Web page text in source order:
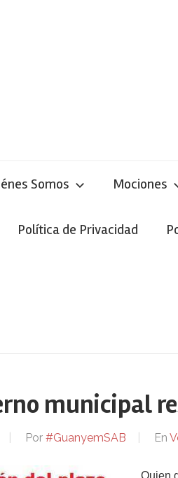
Somos Mociones
Política de Privacidad
municipal
Por #GuanyemSAB En